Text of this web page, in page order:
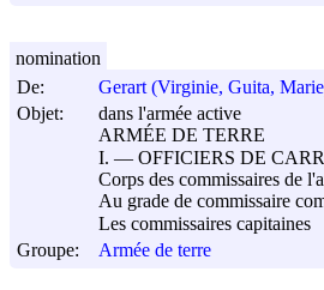
De:
Gerart (Virginie, Guita,
Objet:
dans l'armée active
ARMÉE DE TERRE
I. ― OFFICIERS DE
Corps des commissaires de
Au grade de commissaire
Les commissaires capitaines
Groupe:
Armée de terre
nomination